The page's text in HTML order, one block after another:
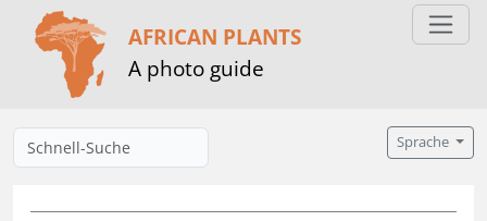
AFRICAN PLANTS
A photo guide
Sprache